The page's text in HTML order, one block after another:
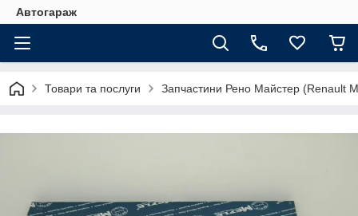
Автогараж
Товари та послуги Запчастини Рено Майстер (Renault